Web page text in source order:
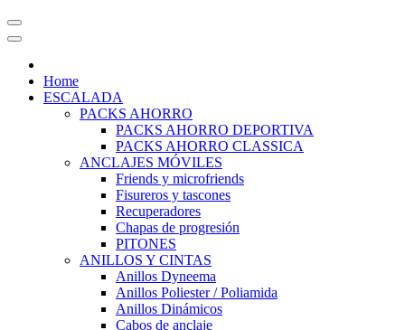
Home
ESCALADA
PACKS AHORRO
PACKS AHORRO DEPORTIVA
PACKS AHORRO CLASSICA
ANCLAJES MÓVILES
Friends y microfriends
Fisureros y tascones
Recuperadores
Chapas de progresión
PITONES
ANILLOS Y CINTAS
Anillos Dyneema
Anillos Poliester / Poliamida
Anillos Dinámicos
Cabos de anclaje